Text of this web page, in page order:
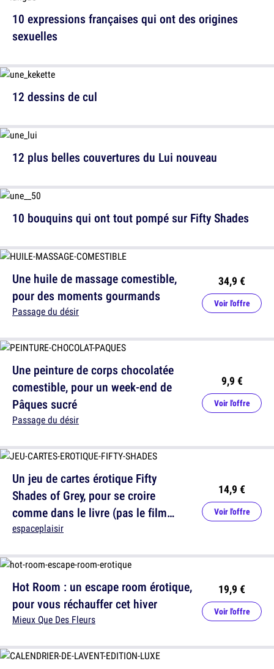
10 expressions françaises qui ont des origines
sexuelles
12 plus belles couvertures du Lui nouveau
Une huile de massage comestible,
pour des moments gourmands
Passage du désir
34,9 €
Voir l'offre
Un jeu de cartes érotique Fifty
Shades of Grey, pour se croire
comme dans le livre (pas le film
pourri)
espaceplaisir
14,9 €
Voir l'offre
12 dessins de cul
10 bouquins qui ont tout pompé sur Fifty Shades
Une peinture de corps chocolatée
comestible, pour un week-end de
Pâques sucré
Passage du désir
9,9 €
Voir l'offre
Hot Room : un escape room érotique,
pour vous réchauffer cet hiver
Mieux Que Des Fleurs
19,9 €
Voir l'offre